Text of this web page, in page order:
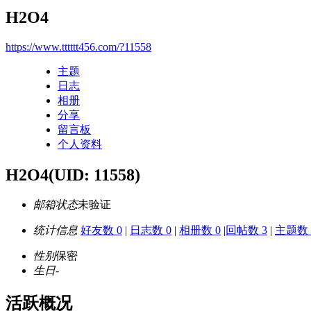
H2O4
https://www.tttttt456.com/?11558
主题
日志
相册
分享
留言板
个人资料
H2O4(UID: 11558)
邮箱状态未验证
统计信息 好友数 0 | 日志数 0 | 相册数 0 |回帖数 3 | 主题数
性别保密
生日-
活跃概况